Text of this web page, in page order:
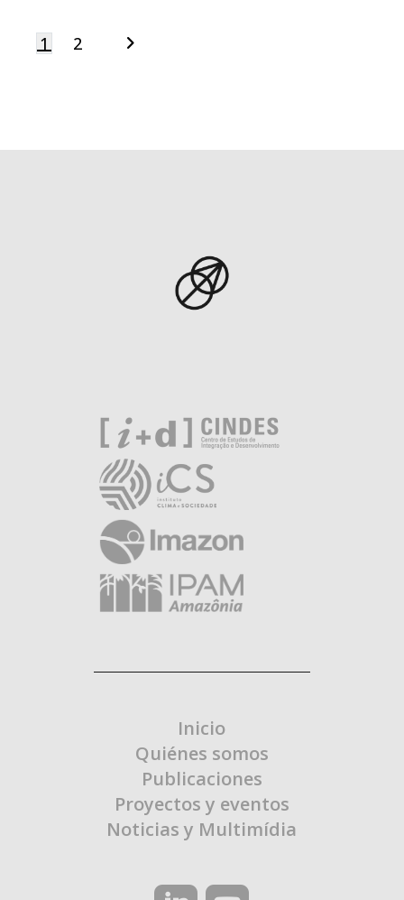
1 2
Inicio
Quiénes somos
Publicaciones
Proyectos y eventos
Noticias y Multimídia